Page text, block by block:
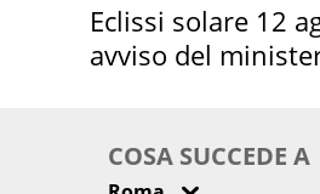
Eclissi solare 12
avviso del